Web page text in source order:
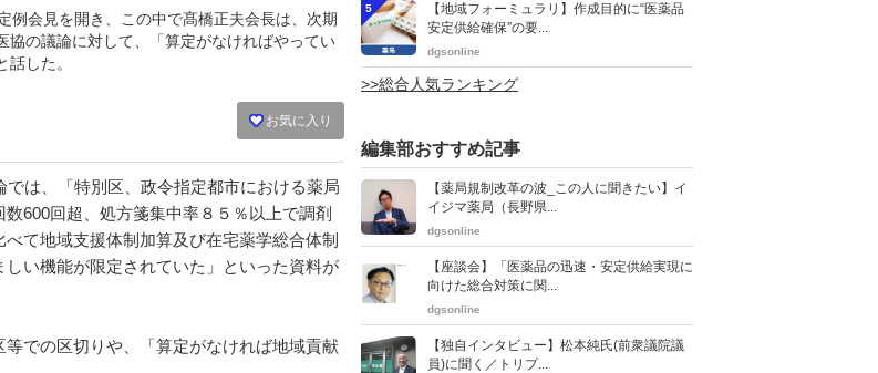
例会見を開き、この中で髙橋正夫会長は、次期
の議論に対して、「算定がなければやってい
した。
お気に入り
は、「特別区、政令指定都市における薬局
600回超、処方箋集中率８５％以上で調剤
て地域支援体制加算及び在宅薬学総合体制
い機能が限定されていた」といった資料が
での区切りや、「算定がなければ地域貢献
5
【地域フォーミュラリ】作成目的に“医薬品
安定供給確保”の要...
dgsonline
>>総合人気ランキング
編集部おすすめ記事
【薬局規制改革の波_この人に聞きたい】イ
イジマ薬局（長野県...
dgsonline
【座談会】「医薬品の迅速・安定供給実現に
向けた総合対策に関...
dgsonline
【独自インタビュー】松本純氏(前衆議院議
員)に聞く／トリプ...